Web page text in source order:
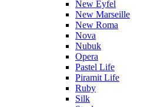
New Eyfel
New Marseille
New Roma
Nova
Nubuk
Opera
Pastel Life
Piramit Life
Ruby
Silk